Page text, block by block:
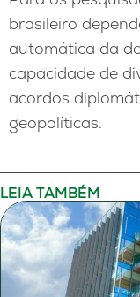
brasileiro
automática da
capacidade de
acordos
geopolíticas.
LEIA TAMBÉM